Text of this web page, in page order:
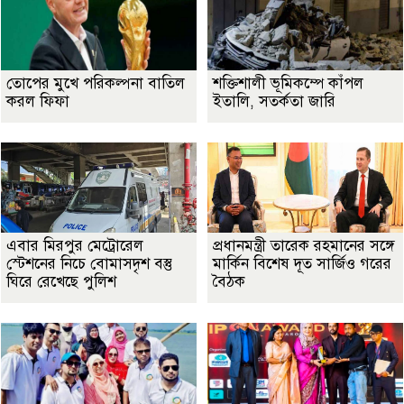
তোপের মুখে পরিকল্পনা বাতিল
করল ফিফা
শক্তিশালী ভূমিকম্পে কাঁপল
ইতালি, সতর্কতা জারি
এবার মিরপুর মেট্রোরেল
স্টেশনের নিচে বোমাসদৃশ বস্তু
ঘিরে রেখেছে পুলিশ
প্রধানমন্ত্রী তারেক রহমানের সঙ্গে
মার্কিন বিশেষ দূত সার্জিও গরের
বৈঠক